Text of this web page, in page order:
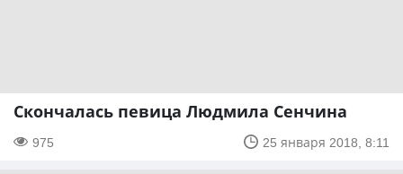
Скончалась певица Людмила Сенчина
975 25 января 2018, 8:11